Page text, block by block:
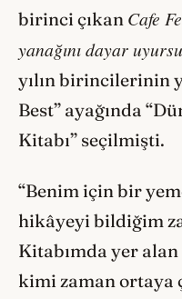
birinci çıkan Cafe
yanağını dayar
yılın birincilerinin
Best” ayağında
Kitabı” seçilmişti.
“Benim için bir
hikâyeyi bildiğim
Kitabımda yer
kimi zaman ortaya